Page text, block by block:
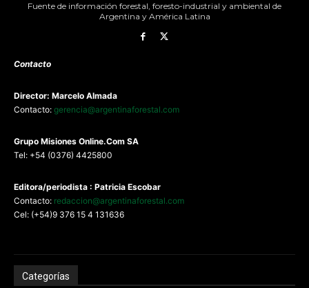
Fuente de información forestal, foresto-industrial y ambiental de
Argentina y América Latina
Contacto
Director: Marcelo Almada
Contacto: gerencia@argentinaforestal.com
Grupo Misiones Online.Com SA
Tel: +54 (0376) 4425800
Editora/periodista : Patricia Escobar
Contacto: redaccion@argentinaforestal.com
Cel: (+54)9 376 15 4 131636
Categorías